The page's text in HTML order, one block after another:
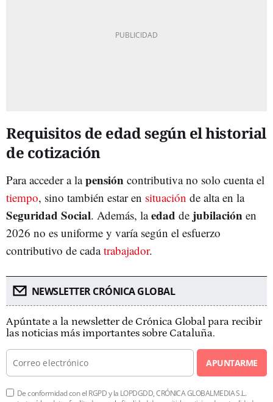
Requisitos de edad según el historial
de cotización
Para acceder a lapensión contributiva no solo cuenta el
tiempo, sino también estar en situación de alta en la
Seguridad Social. Además, laedad de jubilación en
2026 no es uniforme y varía según el esfuerzo
contributivo de cadatrabajador.
NEWSLETTER CRÓNICA GLOBAL
Apúntate a la newsletter de Crónica Global para recibir
las noticias más importantes sobre Cataluña.
APUNTARME
De conformidad con el RGPD y la LOPDGDD, CRÓNICA GLOBALMEDIA S.L.